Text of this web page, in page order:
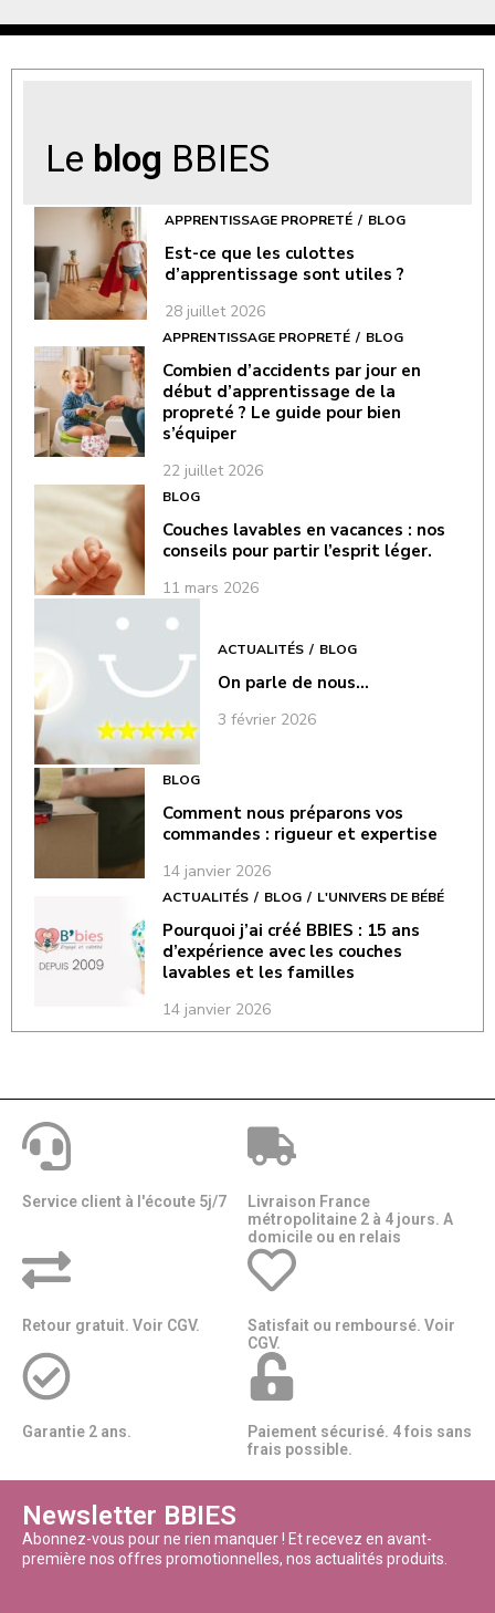
Le blog BBIES
APPRENTISSAGE PROPRETÉ BLOG
Est-ce que les culottes
d’apprentissage sont utiles ?
28 juillet 2026
APPRENTISSAGE PROPRETÉ BLOG
Combien d’accidents par jour en
début d’apprentissage de la
propreté ? Le guide pour bien
s’équiper
22 juillet 2026
BLOG
Couches lavables en vacances : nos
conseils pour partir l’esprit léger.
11 mars 2026
ACTUALITÉS BLOG
On parle de nous…
3 février 2026
BLOG
Comment nous préparons vos
commandes : rigueur et expertise
14 janvier 2026
ACTUALITÉS BLOG L'UNIVERS DE BÉBÉ
Pourquoi j’ai créé BBIES : 15 ans
d’expérience avec les couches
lavables et les familles
14 janvier 2026
Service client à l'écoute 5j/7
Livraison France
métropolitaine 2 à 4 jours. A
domicile ou en relais​​
Retour gratuit. Voir CGV.
Satisfait ou remboursé. Voir
CGV.
Garantie 2 ans.
Paiement sécurisé. 4 fois sans
frais possible.
Newsletter BBIES
Abonnez-vous pour ne rien manquer ! Et recevez en avant-
première nos offres promotionnelles, nos actualités produits.